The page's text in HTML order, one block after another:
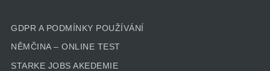
GDPR A PODMÍNKY POUŽÍVÁNÍ
NĚMČINA – ONLINE TEST
STARKE JOBS AKEDEMIE